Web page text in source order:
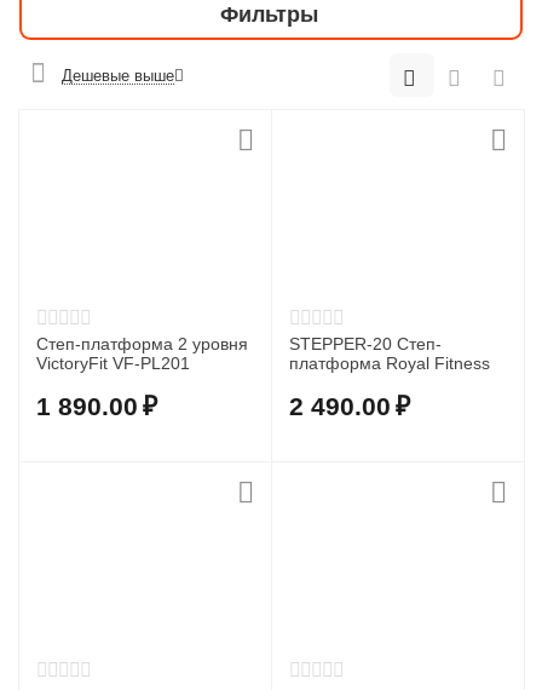
Фильтры
Дешевые выше
Степ-платформа 2 уровня
VictoryFit VF-PL201
1 890.00 ₽
STEPPER-20 Степ-
платформа Royal Fitness
2 490.00 ₽